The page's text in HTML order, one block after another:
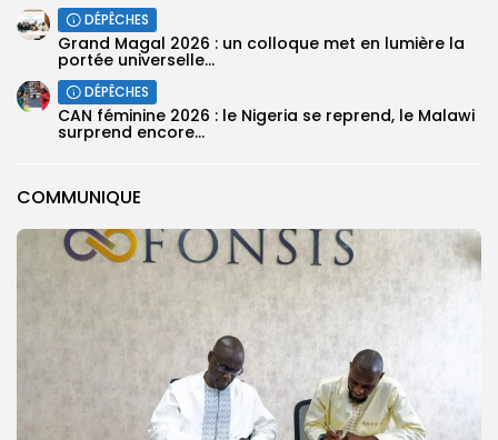
COMMUNIQUE
DÉPÊCHES
Grand Magal 2026 : un colloque met en lumière la
portée universelle...
DÉPÊCHES
‎CAN féminine 2026 : le Nigeria se reprend, le Malawi
surprend encore...